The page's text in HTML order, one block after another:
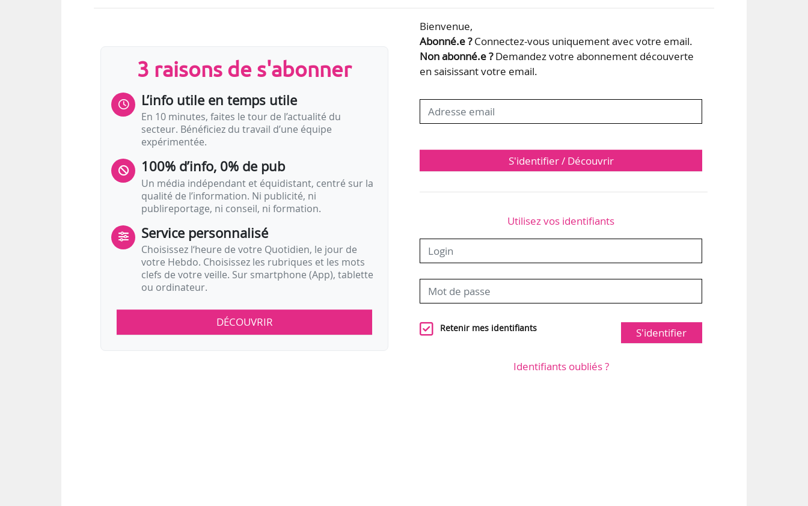
Le PAMM sera situé dans les locaux de l’ancienne gare maritime de la…
3 raisons de s'abonner
L’info utile en temps utile
En 10 minutes, faites le tour de l’actualité du
secteur. Bénéficiez du travail d’une équipe
expérimentée.
100% d’info, 0% de pub
Un média indépendant et équidistant, centré sur la
qualité de l’information. Ni publicité, ni
publireportage, ni conseil, ni formation.
Service personnalisé
Choisissez l‘heure de votre Quotidien, le jour de
votre Hebdo. Choisissez les rubriques et les mots
clefs de votre veille. Sur smartphone (App), tablette
ou ordinateur.
DÉCOUVRIR
Bienvenue,
Abonné.e ?Connectez-vous uniquement avec votre email.
Non abonné.e ?Demandez votre abonnement découverte
en saisissant votre email.
S'identifier / Découvrir
Utilisez vos identifiants
Retenir mes identifiants S'identifier
Identifiants oubliés ?